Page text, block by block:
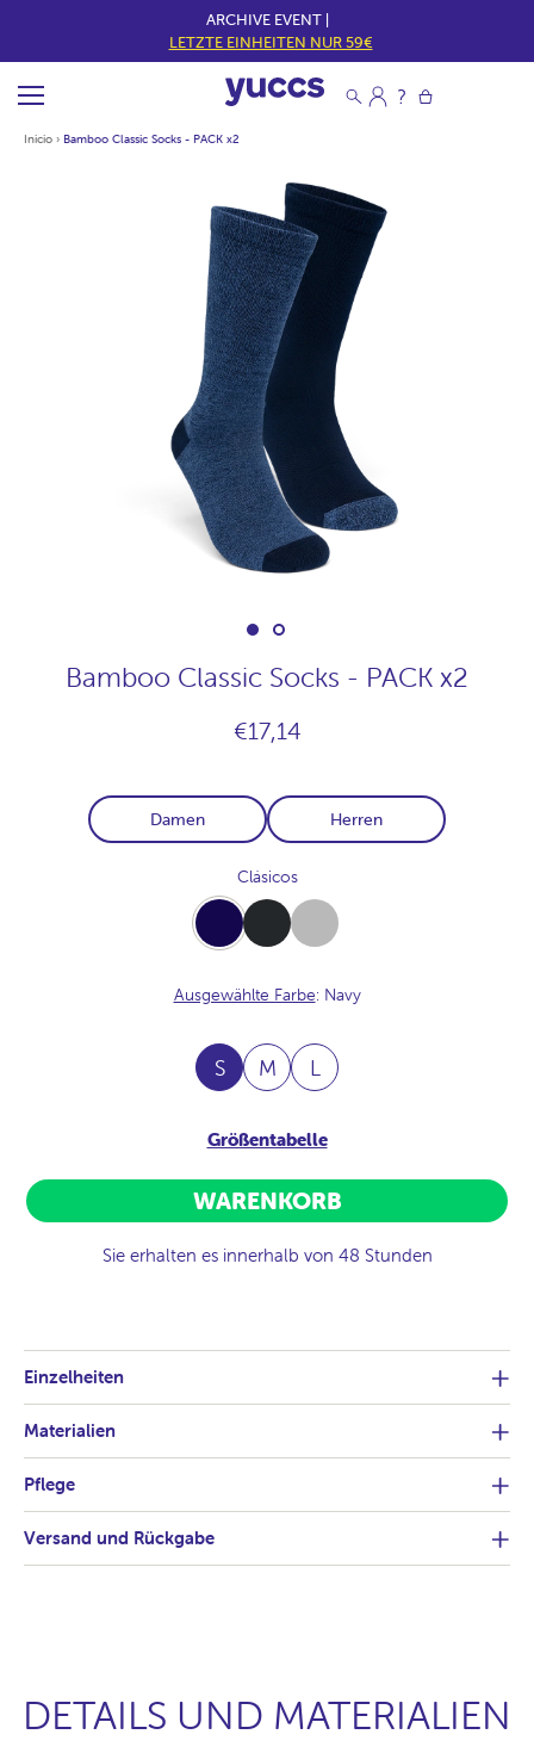
ARCHIVE EVENT |
LETZTE EINHEITEN NUR 59€
Inicio › Bamboo Classic Socks - PACK x2
Bamboo Classic Socks - PACK x2
€17,14
Damen Herren
Clásicos
Navy Carbon
Light-
Grey
Ausgewählte Farbe: Navy
S M L
Größentabelle
WARENKORB
Sie erhalten es innerhalb von 48 Stunden
Einzelheiten
Materialien
Pflege
Versand und Rückgabe
DETAILS UND MATERIALIEN